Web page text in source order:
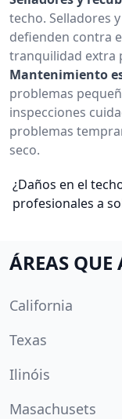
techo. Selladores
defienden contra
tranquilidad extra
Mantenimiento
problemas
inspecciones
problemas
seco.
¿Daños en el
profesionales a
ÁREAS QUE
California
Texas
Ilinóis
Masachusets